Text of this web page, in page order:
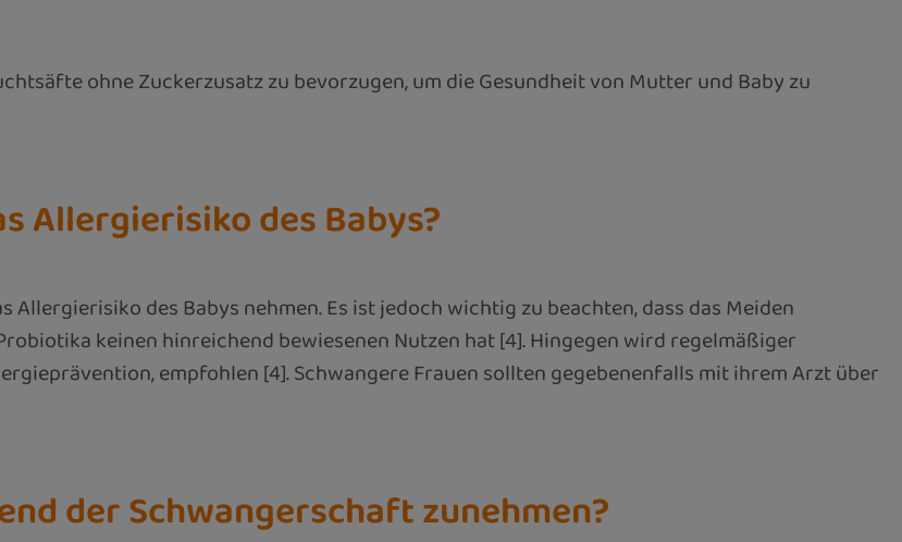
ohne Zuckerzusatz zu bevorzugen, um die Gesundheit von Mutter und Baby zu
Allergierisiko des Babys?
des Babys nehmen. Es ist jedoch wichtig zu beachten, dass das Meiden
keinen hinreichend bewiesenen Nutzen hat [4]. Hingegen wird regelmäßiger
empfohlen [4]. Schwangere Frauen sollten gegebenenfalls mit ihrem Arzt über
der Schwangerschaft zunehmen?